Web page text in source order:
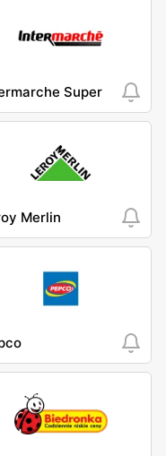
Super
Merlin